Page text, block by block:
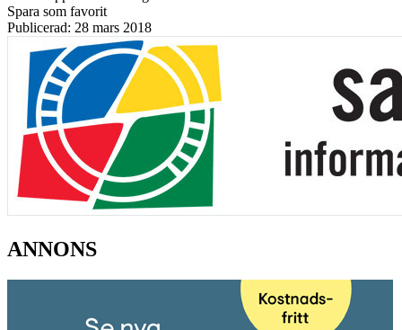
Spara som favorit
Publicerad: 28 mars 2018
ANNONS